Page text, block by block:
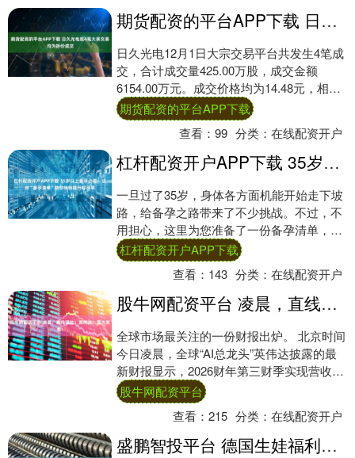
期货配资的平台APP下载 日久光电现4笔大宗交易 均为折价成交
日久光电12月1日大宗交易平台共发生4笔成
交，合计成交量425.00万股，成交金额
6154.00万元。成交价格均为14.48元，相对
今日收盘价折价11.44%。....
期货配资的平台APP下载
查看：99 分类：在线配资开户
杠杆配资开户APP下载 35岁以上备孕必看！这份“备孕清单”助你悄悄提升好孕率
一旦过了35岁，身体各方面机能开始走下坡
路，给备孕之路带来了不少挑战。不过，不
用担心，这里为您准备了一份备孕清单，从
检查到饮食一站式搞定，备孕路上助您一臂
之力。....
杠杆配资开户APP下载
查看： 143 分类：在线配资开户
股牛网配资平台 凌晨，直线猛拉！英伟达，重大发布！
全球市场最关注的一份财报出炉。 北京时间
今日凌晨，全球“AI总龙头”英伟达披露的最
新财报显示，2026财年第三财季实现营收
570.1亿美元，同比大幅增长62%，....
股牛网配资平台
查看：215 分类：在线配资开户
盛鹏智投平台 德国生娃福利这么好，为啥大家都不愿生？德国小伙道出背后真相！